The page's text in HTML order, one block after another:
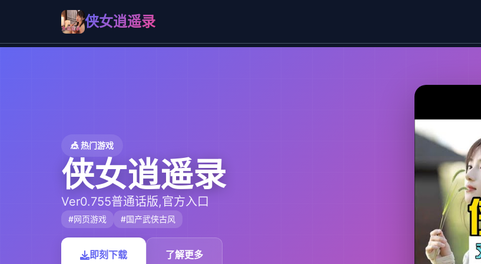
侠女逍遥录
🎪 热门游戏
侠女逍遥录
Ver0.755普通话版,官方入口
#网页游戏 #国产武侠古风
即刻下载 了解更多